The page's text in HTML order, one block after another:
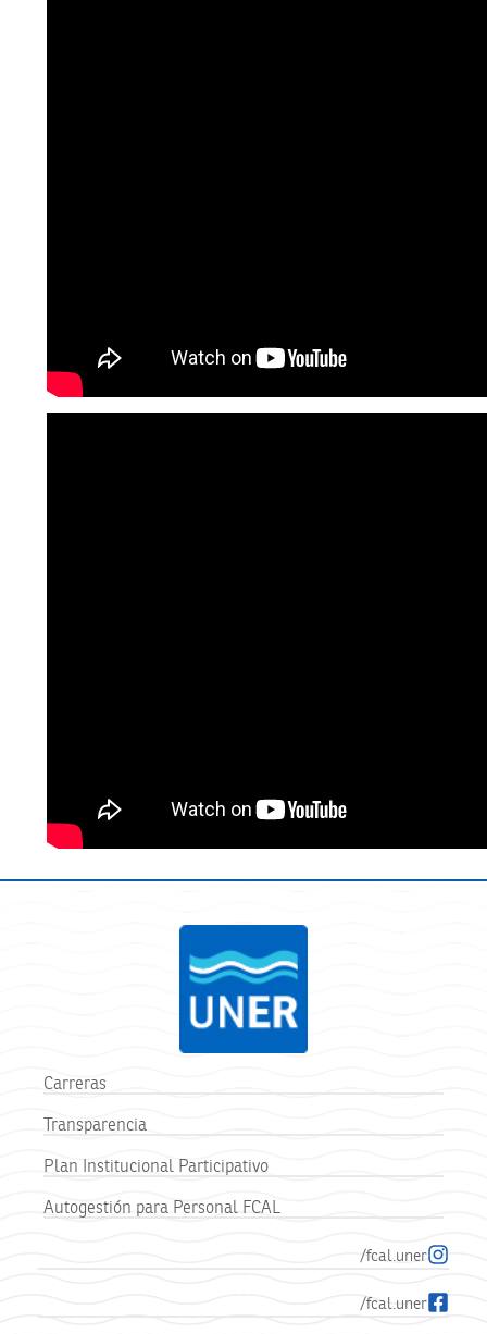
Carreras
Transparencia
Plan Institucional Participativo
Autogestión para Personal FCAL
/fcal.uner
/fcal.uner